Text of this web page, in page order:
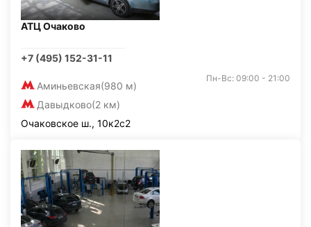
АТЦ Очаково
+7 (495) 152-31-11
Аминьевская(980 м)
Давыдково(2 км)
Пн-Вс: 09:00 - 21:00
Очаковское ш., 10к2с2